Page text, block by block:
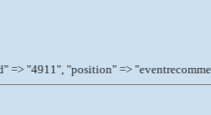
"4911", "position" =>